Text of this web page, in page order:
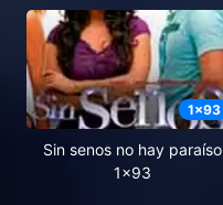
1x93
Sin senos no hay paraíso
1x93